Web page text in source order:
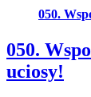
050.
050.
uciosy!